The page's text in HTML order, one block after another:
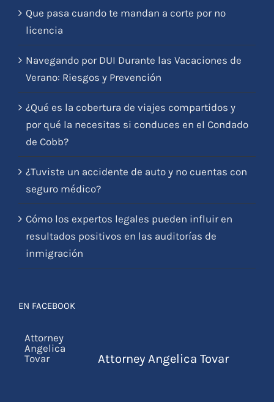
Que pasa cuando te mandan a corte por no
licencia
Navegando por DUI Durante las Vacaciones de
Verano: Riesgos y Prevención
¿Qué es la cobertura de viajes compartidos y
por qué la necesitas si conduces en el Condado
de Cobb?
¿Tuviste un accidente de auto y no cuentas con
seguro médico?
Cómo los expertos legales pueden influir en
resultados positivos en las auditorías de
inmigración
EN FACEBOOK
Attorney Angelica Tovar